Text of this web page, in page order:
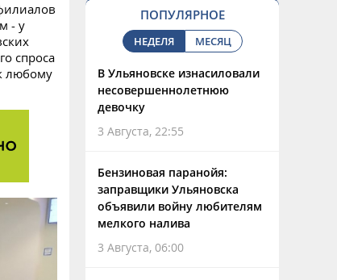
- у
спроса
любому
ПОПУЛЯРНОЕ
НЕДЕЛЯ МЕСЯЦ
В Ульяновске изнасиловали
несовершеннолетнюю
девочку
3 Августа, 22:55
Бензиновая паранойя:
заправщики Ульяновска
объявили войну любителям
мелкого налива
3 Августа, 06:00